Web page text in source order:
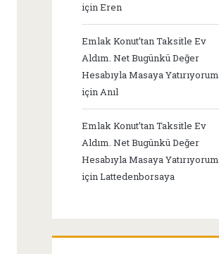
içinEren
Emlak Konut’tan Taksitle Ev
Aldım. Net Bugünkü Değer
Hesabıyla Masaya Yatırıyorum
içinAnıl
Emlak Konut’tan Taksitle Ev
Aldım. Net Bugünkü Değer
Hesabıyla Masaya Yatırıyorum
içinLattedenborsaya